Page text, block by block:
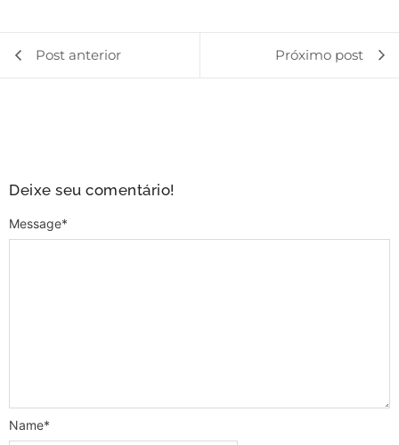
Post anterior Próximo post
Deixe seu comentário!
Message*
Name*